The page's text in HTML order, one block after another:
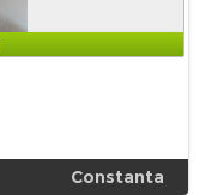
Constanta